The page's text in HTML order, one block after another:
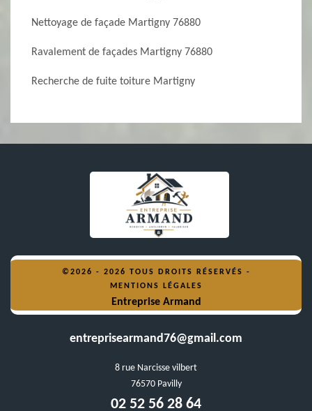
Nettoyage de façade Martigny 76880
Ravalement de façades Martigny 76880
Recherche de fuite toiture Martigny
©2026 - 2026 TOUS DROITS RÉSERVÉS -
MENTIONS LÉGALES
Entreprise Armand
entreprisearmand76@gmail.com
8 rue Narcisse vilbert
76570 Pavilly
02 52 56 28 64